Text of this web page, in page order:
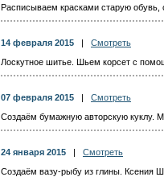
Расписываем красками старую обувь,
14 февраля 2015
Смотреть
Лоскутное шитье. Шьем корсет с
07 февраля 2015
Смотреть
Создаём бумажную авторскую куклу.
24 января 2015
Смотреть
Создаём вазу-рыбу из глины. Ксения